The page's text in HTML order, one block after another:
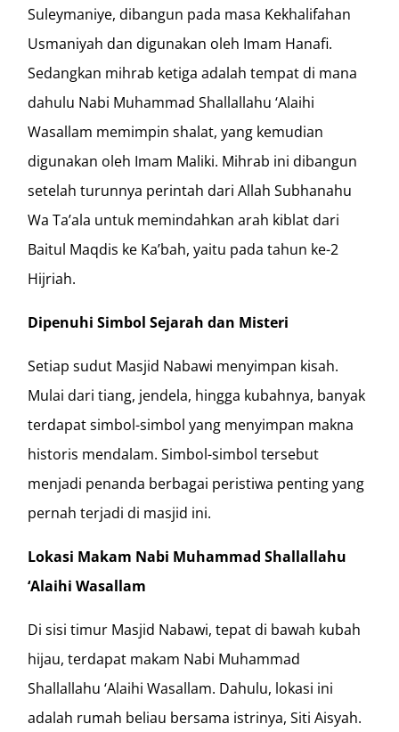
Suleymaniye, dibangun pada masa Kekhalifahan
Usmaniyah dan digunakan oleh Imam Hanafi.
Sedangkan mihrab ketiga adalah tempat di mana
dahulu Nabi Muhammad Shallallahu ‘Alaihi
Wasallam memimpin shalat, yang kemudian
digunakan oleh Imam Maliki. Mihrab ini dibangun
setelah turunnya perintah dari Allah Subhanahu
Wa Ta’ala untuk memindahkan arah kiblat dari
Baitul Maqdis ke Ka’bah, yaitu pada tahun ke-2
Hijriah.
Dipenuhi Simbol Sejarah dan Misteri
Setiap sudut Masjid Nabawi menyimpan kisah.
Mulai dari tiang, jendela, hingga kubahnya, banyak
terdapat simbol-simbol yang menyimpan makna
historis mendalam. Simbol-simbol tersebut
menjadi penanda berbagai peristiwa penting yang
pernah terjadi di masjid ini.
Lokasi Makam Nabi Muhammad Shallallahu
‘Alaihi Wasallam
Di sisi timur Masjid Nabawi, tepat di bawah kubah
hijau, terdapat makam Nabi Muhammad
Shallallahu ‘Alaihi Wasallam. Dahulu, lokasi ini
adalah rumah beliau bersama istrinya, Siti Aisyah.